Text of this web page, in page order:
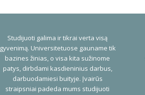
Studijuoti galima ir tikrai verta visą
gyvenimą. Universitetuose gauname tik
bazines žinias, o visa kita sužinome
patys, dirbdami kasdieninius darbus,
darbuodamiesi buityje. Įvairūs
straipsniai padeda mums studijuoti